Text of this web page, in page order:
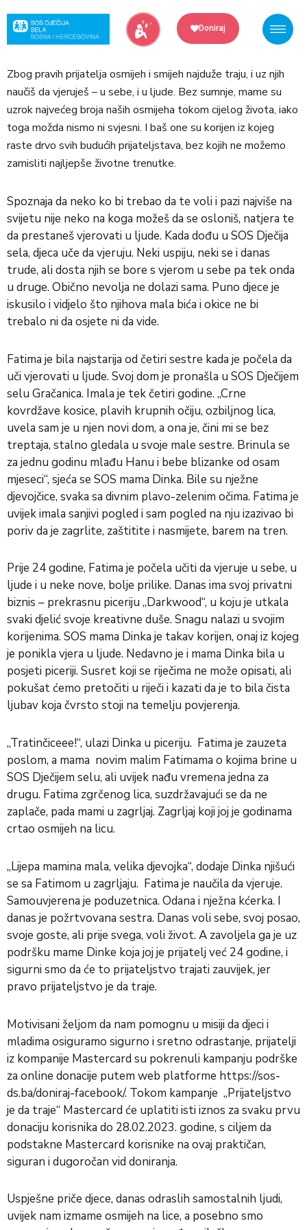
content
Doniraj
Zbog pravih prijatelja osmijeh i smijeh najduže traju, i uz njih
naučiš da vjeruješ – u sebe, i u ljude. Bez sumnje, mame su
uzrok najvećeg broja naših osmijeha tokom cijelog života, iako
toga možda nismo ni svjesni. I baš one su korijen iz kojeg
raste drvo svih budućih prijateljstava, bez kojih ne možemo
zamisliti najljepše životne trenutke.
Spoznaja da neko ko bi trebao da te voli i pazi najviše na
svijetu nije neko na koga možeš da se osloniš, natjera te
da prestaneš vjerovati u ljude. Kada dođu u SOS Dječija
sela, djeca uče da vjeruju. Neki uspiju, neki se i danas
trude, ali dosta njih se bore s vjerom u sebe pa tek onda
u druge. Obično nevolja ne dolazi sama. Puno djece je
iskusilo i vidjelo što njihova mala bića i okice ne bi
trebalo ni da osjete ni da vide.
Fatima je bila najstarija od četiri sestre kada je počela da
uči vjerovati u ljude. Svoj dom je pronašla u SOS Dječijem
selu Gračanica. Imala je tek četiri godine. „Crne
kovrdžave kosice, plavih krupnih očiju, ozbiljnog lica,
uvela sam je u njen novi dom, a ona je, čini mi se bez
treptaja, stalno gledala u svoje male sestre. Brinula se
za jednu godinu mlađu Hanu i bebe blizanke od osam
mjeseci“, sjeća se SOS mama Dinka. Bile su nježne
djevojčice, svaka sa divnim plavo-zelenim očima. Fatima je
uvijek imala sanjivi pogled i sam pogled na nju izazivao bi
poriv da je zagrlite, zaštitite i nasmijete, barem na tren.
Prije 24 godine, Fatima je počela učiti da vjeruje u sebe, u
ljude i u neke nove, bolje prilike. Danas ima svoj privatni
biznis – prekrasnu piceriju „Darkwood“, u koju je utkala
svaki djelić svoje kreativne duše. Snagu nalazi u svojim
korijenima. SOS mama Dinka je takav korijen, onaj iz kojeg
je ponikla vjera u ljude. Nedavno je i mama Dinka bila u
posjeti piceriji. Susret koji se riječima ne može opisati, ali
pokušat ćemo pretočiti u riječi i kazati da je to bila čista
ljubav koja čvrsto stoji na temelju povjerenja.
„Tratinčiceee!“, ulazi Dinka u piceriju. Fatima je zauzeta
poslom, a mama novim malim Fatimama o kojima brine u
SOS Dječijem selu, ali uvijek nađu vremena jedna za
drugu. Fatima zgrčenog lica, suzdržavajući se da ne
zaplače, pada mami u zagrljaj. Zagrljaj koji joj je godinama
crtao osmijeh na licu.
„Lijepa mamina mala, velika djevojka“, dodaje Dinka njišući
se sa Fatimom u zagrljaju. Fatima je naučila da vjeruje.
Samouvjerena je poduzetnica. Odana i nježna kćerka. I
danas je požrtvovana sestra. Danas voli sebe, svoj posao,
svoje goste, ali prije svega, voli život. A zavoljela ga je uz
podršku mame Dinke koja joj je prijatelj već 24 godine, i
sigurni smo da će to prijateljstvo trajati zauvijek, jer
pravo prijateljstvo je da traje.
Motivisani željom da nam pomognu u misiji da djeci i
mladima osiguramo sigurno i sretno odrastanje, prijatelji
iz kompanije Mastercard su pokrenuli kampanju podrške
za online donacije putem web platforme https://sos-
ds.ba/doniraj-facebook/. Tokom kampanje „Prijateljstvo
je da traje“ Mastercard će uplatiti isti iznos za svaku prvu
donaciju korisnika do 28.02.2023. godine, s ciljem da
podstakne Mastercard korisnike na ovaj praktičan,
siguran i dugoročan vid doniranja.
Uspješne priče djece, danas odraslih samostalnih ljudi,
uvijek nam izmame osmijeh na lice, a posebno smo